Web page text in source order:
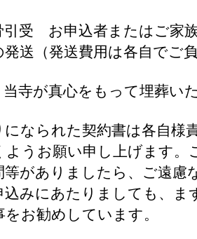
受 お申込者またはご家
送（発送費用は各自でご
寺が真心をもって埋葬い
になられた契約書は各自様
ようお願い申し上げます。
等がありましたら、ご遠慮
込みにあたりましても、ま
お勧めしています。